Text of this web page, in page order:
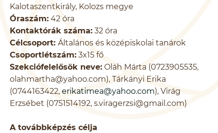
Kalotaszentkirály, Kolozs megye
Óraszám: 42 óra
Kontaktórák száma: 32 óra
Célcsoport: Általános és középiskolai tanárok
Csoportlétszám: 3x15 fő
Szekciófelelősök neve: Oláh Márta (0723905535,
olahmartha@yahoo.com), Tárkányi Erika
(0744163422, erikatimea@yahoo.com), Virág
Erzsébet (0751514192, s.viragerzsi@gmail.com)
A továbbképzés célja